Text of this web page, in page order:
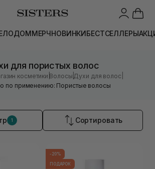
ДОММЕРЧНОВИНКИБЕСТСЕЛЛЕРЫ
для пористых волос
косметики |Волосы |Духи для волос
по применению: Пористые волосы
1 Сортировать
-20%
ПОДАРОК